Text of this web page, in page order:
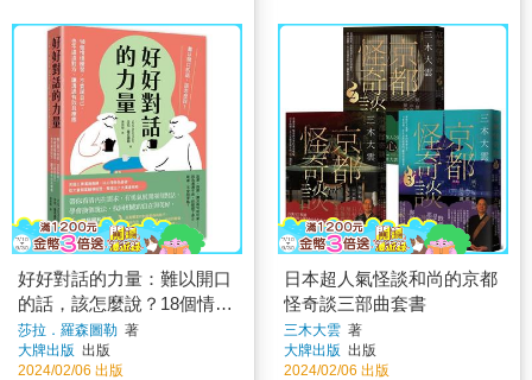
好好對話的力量：難以開口
的話，該怎麼說？18個情境
練習，不委屈自己，也不逼
迫對方，讓溝通有效且療癒
莎拉．羅森圖勒 著
大牌出版 出版
2024/02/06 出版
日本超人氣怪談和尚的京都
怪奇談三部曲套書
三木大雲 著
大牌出版 出版
2024/02/06 出版